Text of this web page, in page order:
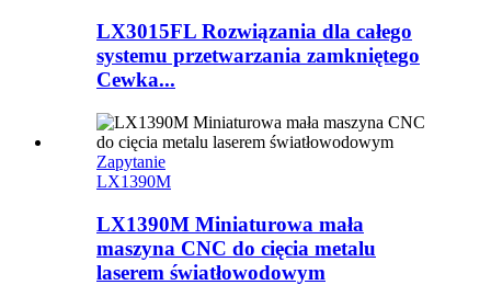
LX3015FL Rozwiązania dla całego
systemu przetwarzania zamkniętego
Cewka...
Zapytanie
LX1390M
LX1390M Miniaturowa mała
maszyna CNC do cięcia metalu
laserem światłowodowym